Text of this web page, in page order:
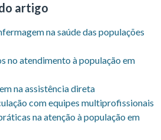
artigo
na saúde das populações
no atendimento à população em
na assistência direta
com equipes multiprofissionais
na atenção à população em